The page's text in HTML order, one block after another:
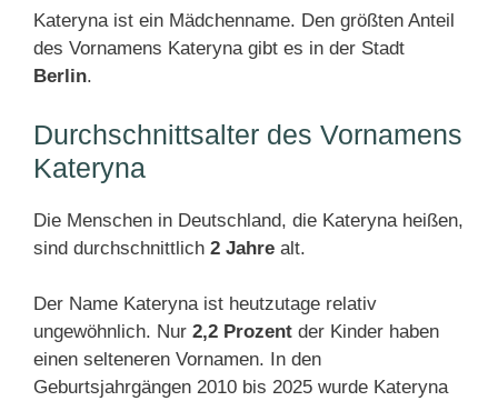
Kateryna ist ein Mädchenname. Den größten Anteil
des Vornamens Kateryna gibt es in der Stadt
Berlin.
Durchschnittsalter des Vornamens
Kateryna
Die Menschen in Deutschland, die Kateryna heißen,
sind durchschnittlich 2 Jahre alt.
Der Name Kateryna ist heutzutage relativ
ungewöhnlich. Nur 2,2 Prozent der Kinder haben
einen selteneren Vornamen. In den
Geburtsjahrgängen 2010 bis 2025 wurde Kateryna